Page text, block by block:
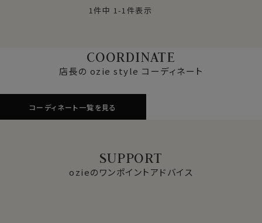
1件中 1-1件表示
COORDINATE
店長の ozie style コーディネート
コーディネート一覧を見る
SUPPORT
ozieのワンポイントアドバイス